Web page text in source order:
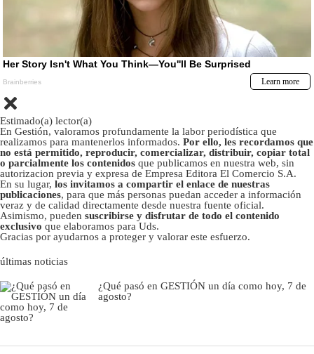
Estimado(a) lector(a)
En Gestión, valoramos profundamente la labor periodística que
realizamos para mantenerlos informados. Por ello, les recordamos que
no está permitido, reproducir, comercializar, distribuir, copiar total
o parcialmente los contenidos que publicamos en nuestra web, sin
autorizacion previa y expresa de Empresa Editora El Comercio S.A.
En su lugar, los invitamos a compartir el enlace de nuestras
publicaciones, para que más personas puedan acceder a información
veraz y de calidad directamente desde nuestra fuente oficial.
Asimismo, pueden suscribirse y disfrutar de todo el contenido
exclusivo que elaboramos para Uds.
Gracias por ayudarnos a proteger y valorar este esfuerzo.
últimas noticias
¿Qué pasó en GESTIÓN un día como hoy, 7 de
agosto?